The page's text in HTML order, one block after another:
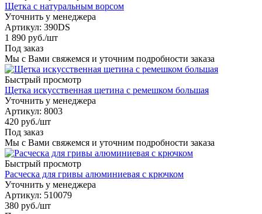
Щетка с натуральным ворсом
Уточнить у менеджера
Артикул: 390DS
1 890 руб./шт
Под заказ
Мы с Вами свяжемся и уточним подробности заказа
Быстрый просмотр
Щетка искусственная щетина с ремешком большая
Уточнить у менеджера
Артикул: 8003
420 руб./шт
Под заказ
Мы с Вами свяжемся и уточним подробности заказа
Быстрый просмотр
Расческа для гривы алюминиевая с крючком
Уточнить у менеджера
Артикул: 510079
380 руб./шт